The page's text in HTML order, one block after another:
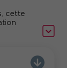
cette